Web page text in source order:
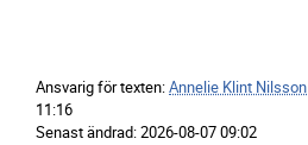
Ansvarig för texten:Annelie Klint Nilsson
11:16
Senast ändrad:2026-08-07 09:02